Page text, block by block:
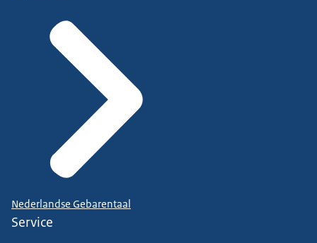
Nederlandse Gebarentaal
Service